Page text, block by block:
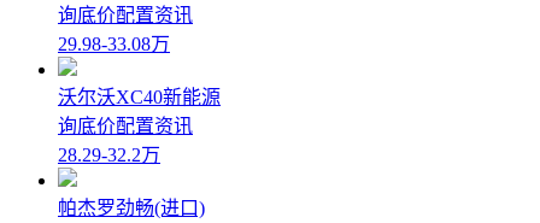
询底价配置资讯
29.98-33.08万
沃尔沃XC40新能源
询底价配置资讯
28.29-32.2万
帕杰罗劲畅(进口)